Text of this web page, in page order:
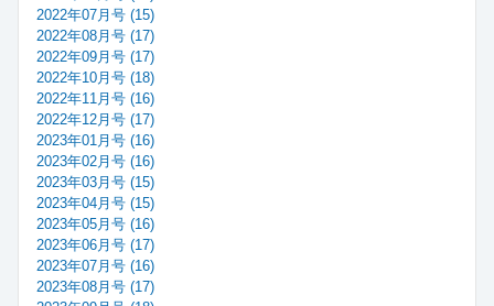
2022年07月号 (15)
2022年08月号 (17)
2022年09月号 (17)
2022年10月号 (18)
2022年11月号 (16)
2022年12月号 (17)
2023年01月号 (16)
2023年02月号 (16)
2023年03月号 (15)
2023年04月号 (15)
2023年05月号 (16)
2023年06月号 (17)
2023年07月号 (16)
2023年08月号 (17)